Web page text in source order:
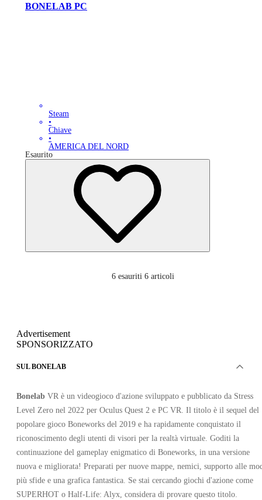
BONELAB PC
Steam
•
Chiave
•
AMERICA DEL NORD
Esaurito
6 esauriti 6 articoli
Advertisement
SPONSORIZZATO
SUL BONELAB
Bonelab VR è un videogioco d'azione sviluppato e pubblicato da Stress
Level Zero nel 2022 per Oculus Quest 2 e PC VR. Il titolo è il sequel del
popolare gioco Boneworks del 2019 e ha rapidamente conquistato il
riconoscimento degli utenti di visori per la realtà virtuale. Goditi la
continuazione del gameplay enigmatico di Boneworks, in una versione
nuova e migliorata! Preparati per nuove mappe, nemici, supporto alle
più sfide e una grafica fantastica. Se stai cercando giochi d'azione come
SUPERHOT o Half-Life: Alyx, considera di provare questo titolo.